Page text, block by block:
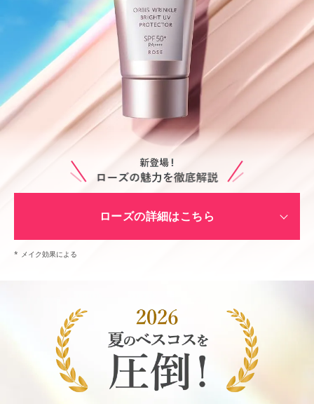
ローズの詳細はこちら
* メイク効果による